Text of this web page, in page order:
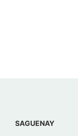
SAGUENAY